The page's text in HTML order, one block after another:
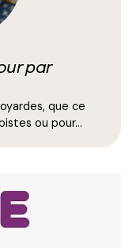
commentaires
par
que ce
ou pour…